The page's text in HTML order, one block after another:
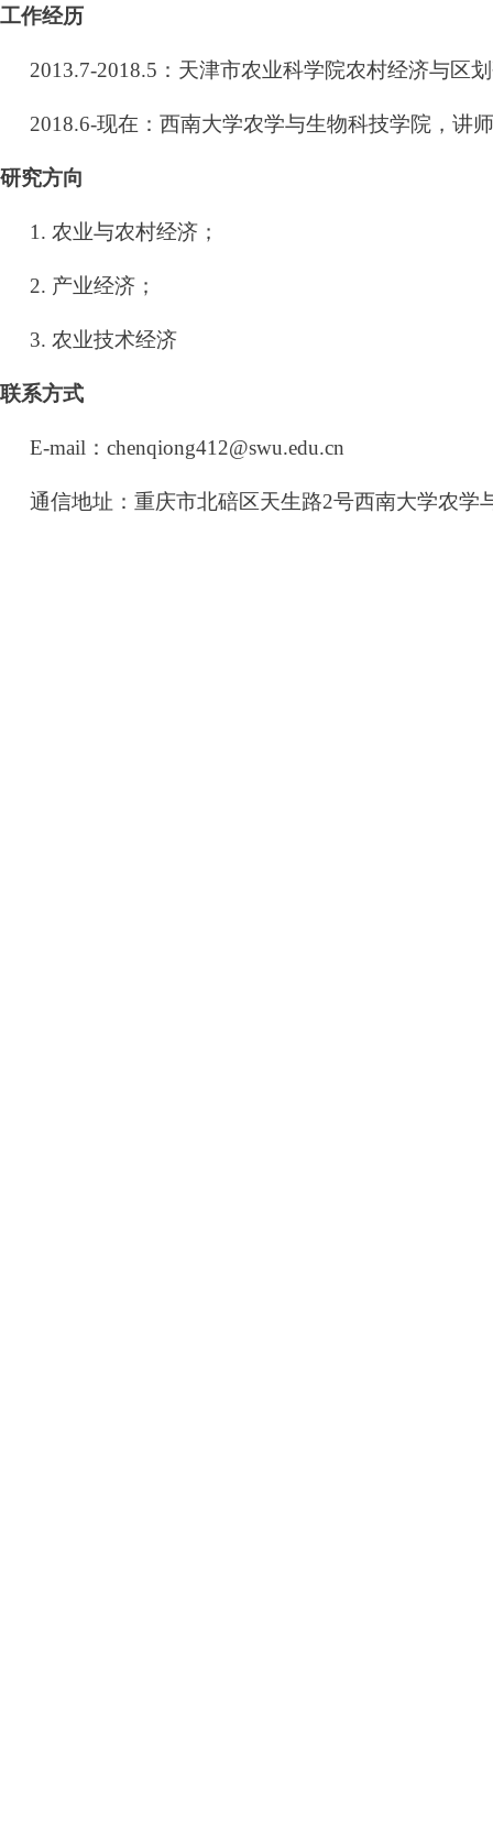
工作经历
2013.7-2018.5 ：天津市农业科学院农村经济与区
2018.6-现在：西南大学农学与生物科技学院，讲师
研究方向
1. 农业与农村经济；
2. 产业经济；
3. 农业技术经济
联系方式
E-mail ： chenqiong412@swu.edu.cn
通信地址：重庆市北碚区天生路2号西南大学农学